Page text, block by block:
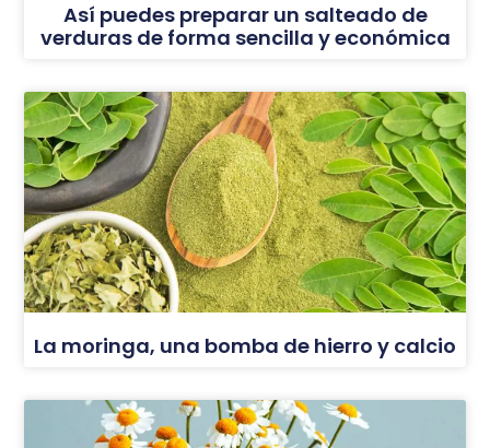
Así puedes preparar un salteado de
verduras de forma sencilla y económica
La moringa, una bomba de hierro y calcio